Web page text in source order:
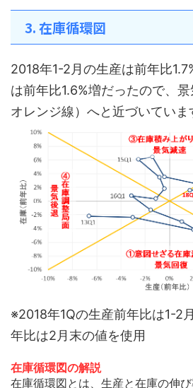
3. 在庫循環図
2018年1-2月の生産は前年比
は前年比1.6%増だったので、
オレンジ線）へと近づいていま
※2018年1Qの生産前年比は1-2
年比は2月末の値を使用
在庫循環図の解説
在庫循環図とは、生産と在庫の伸び